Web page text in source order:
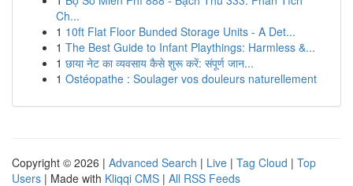
Ch...
1 10ft Flat Floor Bunded Storage Units - A Det...
1 The Best Guide to Infant Playthings: Harmless &...
1 छाया नेट का व्यवसाय कैसे शुरू करें: संपूर्ण जान...
1 Ostéopathe : Soulager vos douleurs naturellement
Copyright © 2026 | Advanced Search | Live | Tag Cloud | Top
Users | Made with Kliqqi CMS | All RSS Feeds